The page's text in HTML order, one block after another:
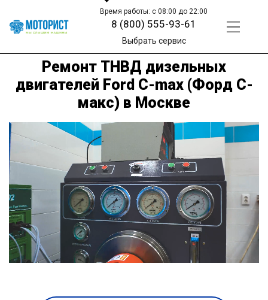
Время работы: с 08:00 до 22:00
8 (800) 555-93-61
Выбрать сервис
Ремонт ТНВД дизельных
двигателей Ford C-max (Форд С-
макс) в Москве